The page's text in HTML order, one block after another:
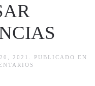
2021
. PUBLICADO EN